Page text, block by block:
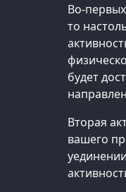
Во-
то
будет
Вторая
вашего